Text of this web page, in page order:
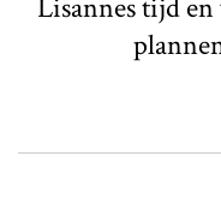
Lisannes tijd